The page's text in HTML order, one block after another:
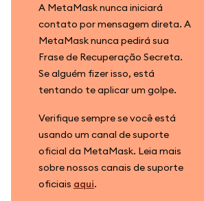
A MetaMask nunca iniciará
contato por mensagem direta. A
MetaMask nunca pedirá sua
Frase de Recuperação Secreta.
Se alguém fizer isso, está
tentando te aplicar um golpe.
Verifique sempre se você está
usando um canal de suporte
oficial da MetaMask. Leia mais
sobre nossos canais de suporte
oficiais aqui.